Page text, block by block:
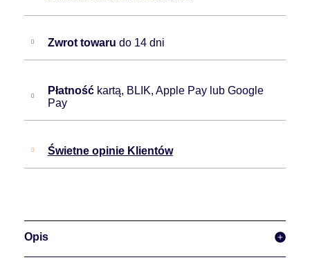
Zwrot towaru do 14 dni
Płatność kartą, BLIK, Apple Pay lub Google
Pay
Świetne opinie Klientów
Opis